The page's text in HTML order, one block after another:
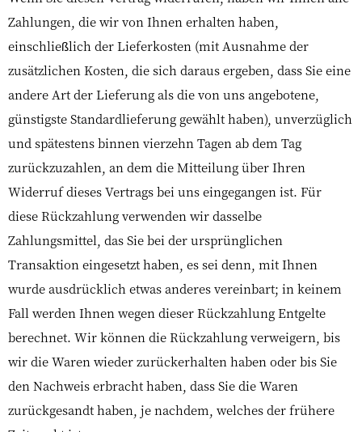
Zahlungen, die wir von Ihnen erhalten haben,
einschließlich der Lieferkosten (mit Ausnahme der
zusätzlichen Kosten, die sich daraus ergeben, dass Sie eine
andere Art der Lieferung als die von uns angebotene,
günstigste Standardlieferung gewählt haben), unverzüglich
und spätestens binnen vierzehn Tagen ab dem Tag
zurückzuzahlen, an dem die Mitteilung über Ihren
Widerruf dieses Vertrags bei uns eingegangen ist. Für
diese Rückzahlung verwenden wir dasselbe
Zahlungsmittel, das Sie bei der ursprünglichen
Transaktion eingesetzt haben, es sei denn, mit Ihnen
wurde ausdrücklich etwas anderes vereinbart; in keinem
Fall werden Ihnen wegen dieser Rückzahlung Entgelte
berechnet. Wir können die Rückzahlung verweigern, bis
wir die Waren wieder zurückerhalten haben oder bis Sie
den Nachweis erbracht haben, dass Sie die Waren
zurückgesandt haben, je nachdem, welches der frühere